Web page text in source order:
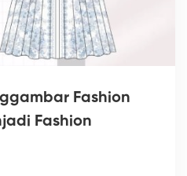
Fashion
Fashion